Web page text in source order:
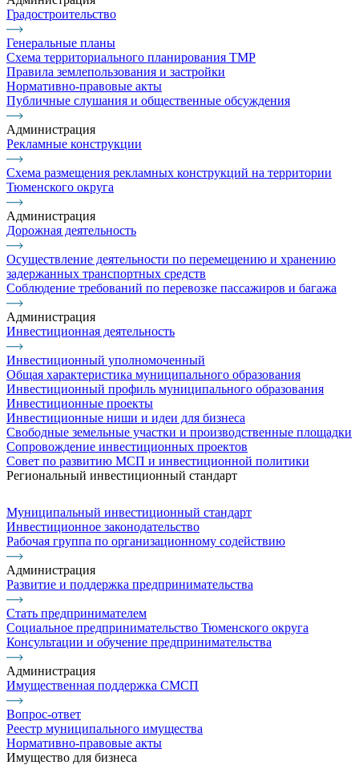
Градостроительство
Генеральные планы
Схема территориального планирования ТМР
Правила землепользования и застройки
Нормативно-правовые акты
Публичные слушания и общественные обсуждения
Администрация
Рекламные конструкции
Схема размещения рекламных конструкций на территории
Тюменского округа
Администрация
Дорожная деятельность
Осуществление деятельности по перемещению и хранению
задержанных транспортных средств
Соблюдение требований по перевозке пассажиров и багажа
Администрация
Инвестиционная деятельность
Инвестиционный уполномоченный
Общая характеристика муниципального образования
Инвестиционный профиль муниципального образования
Инвестиционные проекты
Инвестиционные ниши и идеи для бизнеса
Свободные земельные участки и производственные площадки
Сопровождение инвестиционных проектов
Совет по развитию МСП и инвестиционной политики
Региональный инвестиционный стандарт
Муниципальный инвестиционный стандарт
Инвестиционное законодательство
Рабочая группа по организационному содействию
Администрация
Развитие и поддержка предпринимательства
Стать предпринимателем
Социальное предпринимательство Тюменского округа
Консультации и обучение предпринимательства
Администрация
Имущественная поддержка СМСП
Вопрос-ответ
Реестр муниципального имущества
Нормативно-правовые акты
Имущество для бизнеса